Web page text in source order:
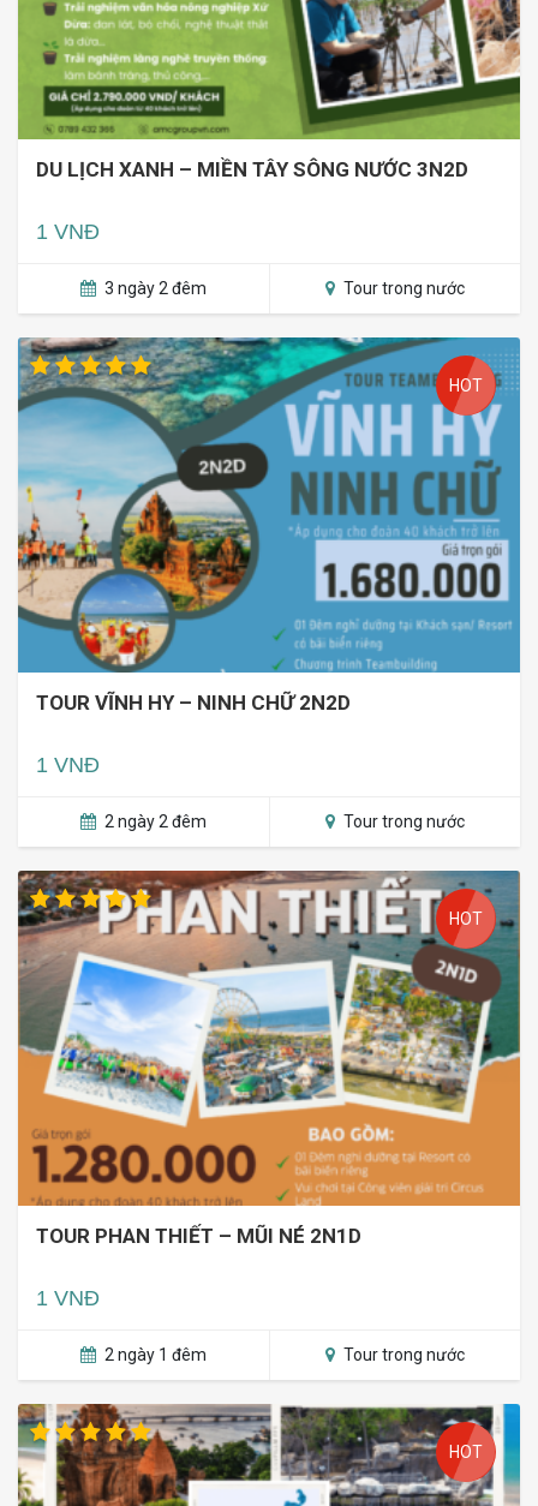
DU LỊCH XANH – MIỀN TÂY SÔNG NƯỚC 3N2D
1 VNĐ
3 ngày 2 đêm Tour trong nước
HOT
TOUR VĨNH HY – NINH CHỮ 2N2D
1 VNĐ
2 ngày 2 đêm Tour trong nước
HOT
TOUR PHAN THIẾT – MŨI NÉ 2N1D
1 VNĐ
2 ngày 1 đêm Tour trong nước
HOT